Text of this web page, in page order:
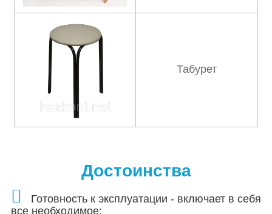
Табурет
Достоинства
Готовность к эксплуатации - включает в себя
все необходимое;